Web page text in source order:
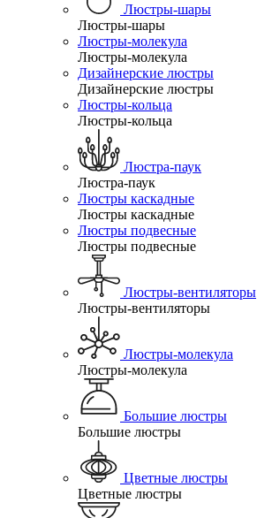
Люстры-шары
Люстры-шары
Люстры-молекула
Люстры-молекула
Дизайнерские люстры
Дизайнерские люстры
Люстры-кольца
Люстры-кольца
Люстра-паук
Люстра-паук
Люстры каскадные
Люстры каскадные
Люстры подвесные
Люстры подвесные
Люстры-вентиляторы
Люстры-вентиляторы
Люстры-молекула
Люстры-молекула
Большие люстры
Большие люстры
Цветные люстры
Цветные люстры